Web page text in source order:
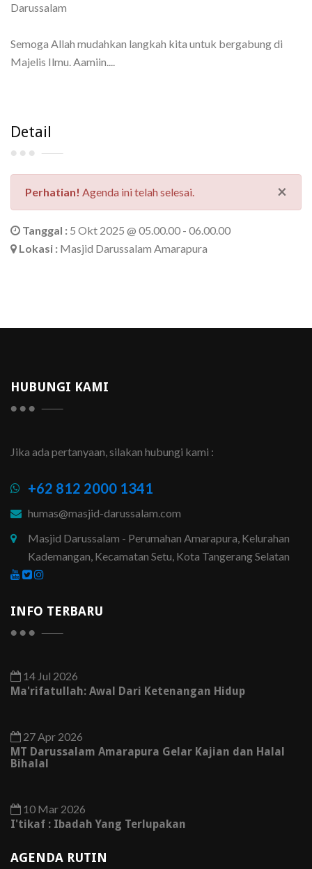
Darussalam
Semoga Allah mudahkan langkah kita untuk bergabung di
Majelis Ilmu. Aamiin....
Detail
×
Perhatian! Agenda ini telah selesai.
Tanggal : 5 Okt 2025 @ 05.00.00 - 06.00.00
Lokasi : Masjid Darussalam Amarapura
HUBUNGI KAMI
Jika ada pertanyaan, silakan hubungi kami :
+62 812 2000 1341
humas@masjid-darussalam.com
Masjid Darussalam - Perumahan Amarapura, Kelurahan
Kademangan, Kecamatan Setu, Kota Tangerang Selatan
INFO TERBARU
14 Jul 2026
Ma'rifatullah: Awal Dari Ketenangan Hidup
27 Apr 2026
MT Darussalam Amarapura Gelar Kajian dan Halal
Bihalal
10 Mar 2026
I'tikaf : Ibadah Yang Terlupakan
AGENDA RUTIN